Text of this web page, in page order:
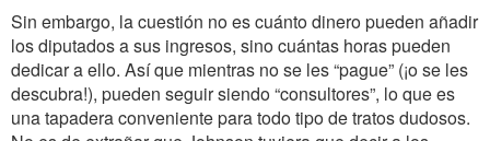
Sin embargo, la cuestión no es cuánto dinero pueden añadir
los diputados a sus ingresos, sino cuántas horas pueden
dedicar a ello. Así que mientras no se les “pague” (¡o se les
descubra!), pueden seguir siendo “consultores”, lo que es
una tapadera conveniente para todo tipo de tratos dudosos.